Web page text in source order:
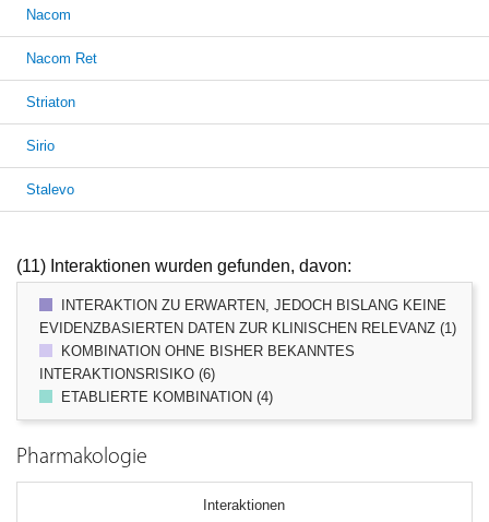
Nacom
Nacom Ret
Striaton
Sirio
Stalevo
(11) Interaktionen wurden gefunden, davon:
INTERAKTION ZU ERWARTEN, JEDOCH BISLANG KEINE
EVIDENZBASIERTEN DATEN ZUR KLINISCHEN RELEVANZ (1)
KOMBINATION OHNE BISHER BEKANNTES
INTERAKTIONSRISIKO (6)
ETABLIERTE KOMBINATION (4)
Pharmakologie
Interaktionen